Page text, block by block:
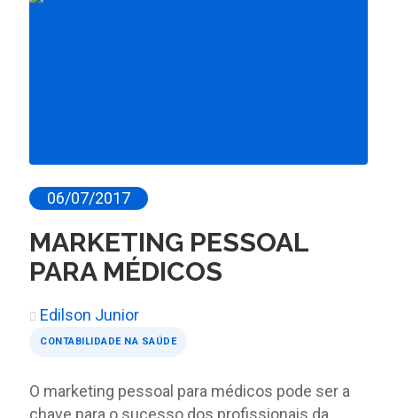
06/07/2017
MARKETING PESSOAL
PARA MÉDICOS
Edilson Junior
CONTABILIDADE NA SAÚDE
O marketing pessoal para médicos pode ser a
chave para o sucesso dos profissionais da